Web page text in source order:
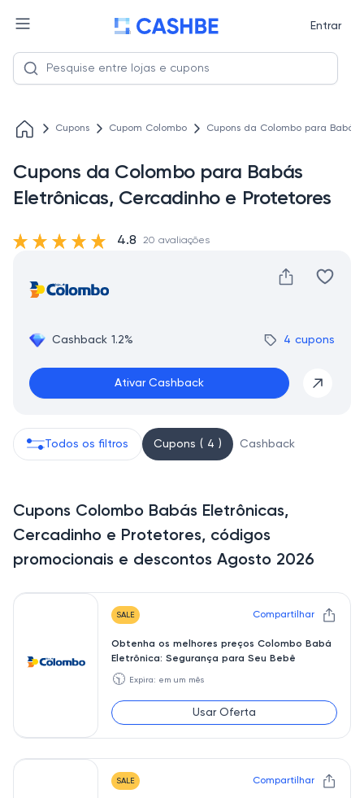
Entrar
Cupons Cupom Colombo Cupons da Colombo para
Cupons da Colombo para Babás
Eletrônicas, Cercadinho e Protetores
Cashback 1.2% 4 cupons
Ativar Cashback
4.8 20 avaliações
Todos os filtros Cupons ( 4 ) Cashback
Cupons Colombo Babás Eletrônicas,
Cercadinho e Protetores, códigos
promocionais e descontos Agosto 2026
SALE Compartilhar
Obtenha os melhores preços Colombo Babá
Eletrônica: Segurança para Seu Bebê
🕥 Expira: em um mês
Usar Oferta
SALE Compartilhar